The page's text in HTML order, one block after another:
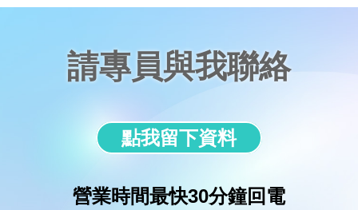
請專員與我聯絡
點我留下資料
營業時間最快30分鐘回電